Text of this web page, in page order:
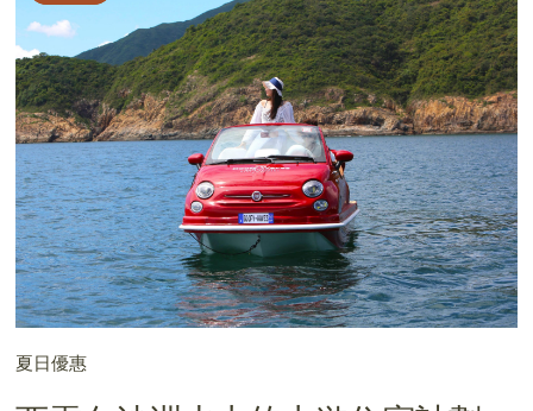
夏日優惠